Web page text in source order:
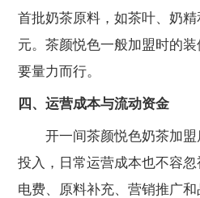
首批奶茶原料，如茶叶、奶
元。茶颜悦色一般加盟时的
要量力而行。
四、运营成本与流动资金
开一间茶颜悦色奶茶加盟
投入，日常运营成本也不容
电费、原料补充、营销推广